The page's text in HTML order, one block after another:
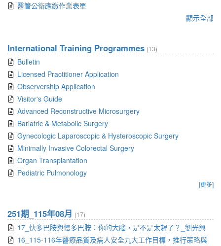
醫管公衛應繳作業表單
顯示全部
International Training Programmes (13)
Bulletin
Licensed Practitioner Application
Observership Application
Visitor's Guide
Advanced Reconstructive Microsurgery
Bariatric & Metabolic Surgery
Gynecologic Laparoscopic & Hysteroscopic Surgery
Minimally Invasive Colorectal Surgery
Organ Transplantation
Pediatric Pulmonology
[更多]
251期_115年08月 (17)
17_快多巴胺與慢多巴胺：你的大腦，是不是太趕了？_劉光興
16_115-116年醫療品質及病人安全九大工作目標，推行策略與